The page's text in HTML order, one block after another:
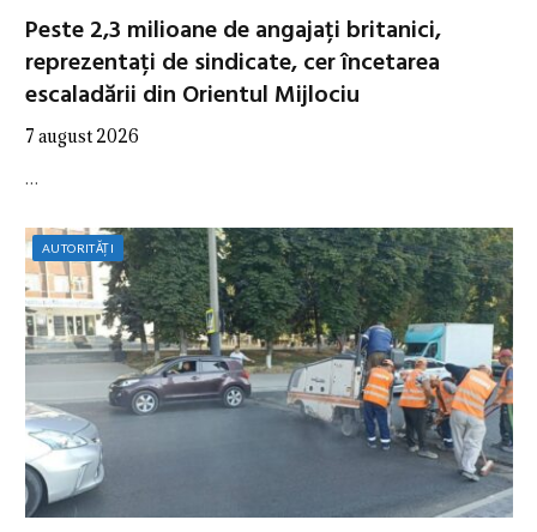
Peste 2,3 milioane de angajați britanici,
reprezentați de sindicate, cer încetarea
escaladării din Orientul Mijlociu
7 august 2026
…
AUTORITĂȚI